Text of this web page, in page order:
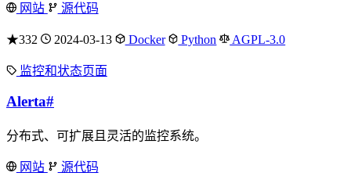
网站 源代码
★332 2024-03-13 Docker Python AGPL-3.0
监控和状态页面
Alerta#
分布式、可扩展且灵活的监控系统。
网站 源代码